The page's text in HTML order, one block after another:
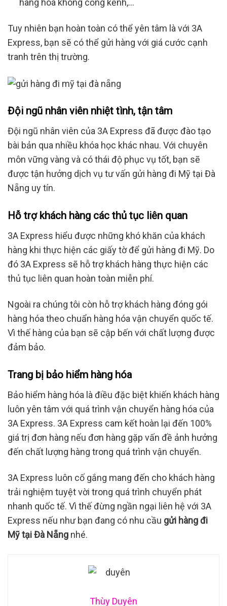
hàng hóa không cồng kềnh,…
Tuy nhiên bạn hoàn toàn có thể yên tâm là với 3A
Express, bạn sẽ có thể gửi hàng với giá cước cạnh
tranh trên thị trường.
Đội ngũ nhân viên nhiệt tình, tận tâm
Đội ngũ nhân viên của 3A Express đã được đào tạo
bài bản qua nhiều khóa học khác nhau. Với chuyên
môn vững vàng và có thái độ phục vụ tốt, bạn sẽ
được tận hưởng dịch vụ tư vấn gửi hàng đi Mỹ tại Đà
Nẵng uy tín.
Hỗ trợ khách hàng các thủ tục liên quan
3A Express hiểu được những khó khăn của khách
hàng khi thực hiện các giấy tờ để gửi hàng đi Mỹ. Do
đó 3A Express sẽ hỗ trợ khách hàng thực hiện các
thủ tục liên quan hoàn toàn miễn phí.
Ngoài ra chúng tôi còn hỗ trợ khách hàng đóng gói
hàng hóa theo chuẩn hàng hóa vận chuyển quốc tế.
Vì thế hàng của bạn sẽ cập bến với chất lượng được
đảm bảo.
Trang bị bảo hiểm hàng hóa
Bảo hiểm hàng hóa là điều đặc biệt khiến khách hàng
luôn yên tâm với quá trình vận chuyển hàng hóa của
3A Express. 3A Express cam kết hoàn lại đến 100%
giá trị đơn hàng nếu đơn hàng gặp vấn đề ảnh hưởng
đến chất lượng hàng trong quá trình vận chuyển.
3A Express luôn cố gắng mang đến cho khách hàng
trải nghiệm tuyệt vời trong quá trình chuyển phát
nhanh quốc tế. Vì thế đừng ngần ngại liên hệ với 3A
Express nếu như bạn đang có nhu cầu gửi hàng đi
Mỹ tại Đà Nẵng nhé.
Thùy Duyên